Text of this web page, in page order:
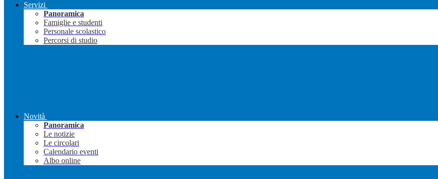
Servizi
Panoramica
Famiglie e studenti
Personale scolastico
Percorsi di studio
Novità
Panoramica
Le notizie
Le circolari
Calendario eventi
Albo online